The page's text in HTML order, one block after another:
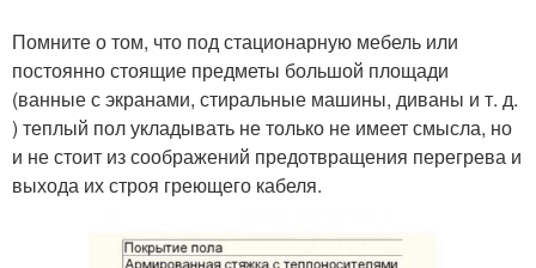
Помните о том, что под стационарную мебель или
постоянно стоящие предметы большой площади
(ванные с экранами, стиральные машины, диваны и т. д.
) теплый пол укладывать не только не имеет смысла, но
и не стоит из соображений предотвращения перегрева и
выхода их строя греющего кабеля.